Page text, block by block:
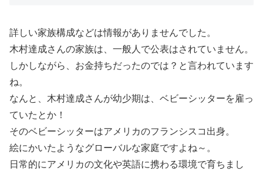
詳しい家族構成などは情報がありませんでした。
木村達成さんの家族は、一般人で公表はされていません。
しかしながら、お金持ちだったのでは？と言われています
ね。
なんと、木村達成さんが幼少期は、ベビーシッターを雇っ
ていたとか！
そのベビーシッターはアメリカのフランシスコ出身。
絵にかいたようなグローバルな家庭ですよね～。
日常的にアメリカの文化や英語に携わる環境で育ちまし